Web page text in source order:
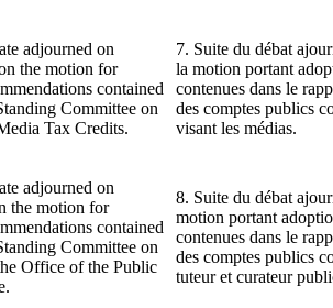
adjourned on
the motion for
contained
Committee on
Tax Credits.
7. Suite du débat
la motion portant
contenues dans le
des comptes publics
visant les médias.
adjourned on
the motion for
contained
Committee on
Office of the Public
8. Suite du débat
motion portant
contenues dans le
des comptes publics
tuteur et curateur